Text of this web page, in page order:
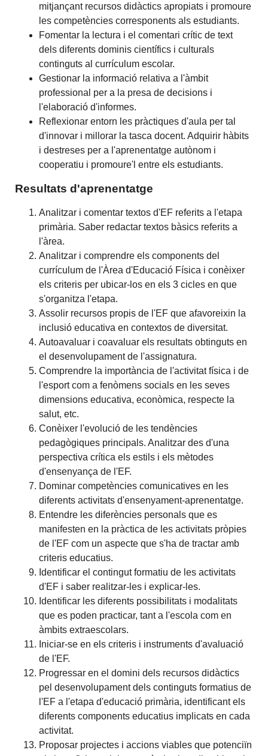
mitjançant recursos didàctics apropiats i promoure
les competències corresponents als estudiants.
Fomentar la lectura i el comentari crític de text
dels diferents dominis científics i culturals
continguts al currículum escolar.
Gestionar la informació relativa a l'àmbit
professional per a la presa de decisions i
l'elaboració d'informes.
Reflexionar entorn les pràctiques d'aula per tal
d'innovar i millorar la tasca docent. Adquirir hàbits
i destreses per a l'aprenentatge autònom i
cooperatiu i promoure'l entre els estudiants.
Resultats d'aprenentatge
Analitzar i comentar textos d'EF referits a l'etapa
primària. Saber redactar textos bàsics referits a
l'àrea.
Analitzar i comprendre els components del
currículum de l'Àrea d'Educació Física i conèixer
els criteris per ubicar-los en els 3 cicles en que
s'organitza l'etapa.
Assolir recursos propis de l'EF que afavoreixin la
inclusió educativa en contextos de diversitat.
Autoavaluar i coavaluar els resultats obtinguts en
el desenvolupament de l'assignatura.
Comprendre la importància de l'activitat física i de
l'esport com a fenòmens socials en les seves
dimensions educativa, econòmica, respecte la
salut, etc.
Conèixer l'evolució de les tendències
pedagògiques principals. Analitzar des d'una
perspectiva crítica els estils i els mètodes
d'ensenyança de l'EF.
Dominar competències comunicatives en les
diferents activitats d'ensenyament-aprenentatge.
Entendre les diferències personals que es
manifesten en la pràctica de les activitats pròpies
de l'EF com un aspecte que s'ha de tractar amb
criteris educatius.
Identificar el contingut formatiu de les activitats
d'EF i saber realitzar-les i explicar-les.
Identificar les diferents possibilitats i modalitats
que es poden practicar, tant a l'escola com en
àmbits extraescolars.
Iniciar-se en els criteris i instruments d'avaluació
de l'EF.
Progressar en el domini dels recursos didàctics
pel desenvolupament dels continguts formatius de
l'EF a l'etapa d'educació primària, identificant els
diferents components educatius implicats en cada
activitat.
Proposar projectes i accions viables que potenciïn